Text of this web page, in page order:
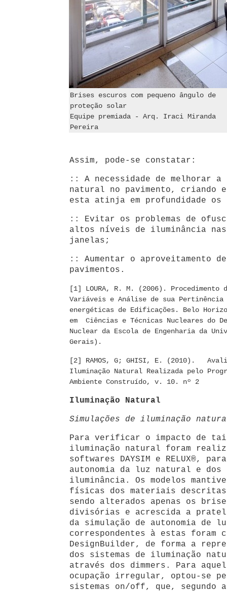
Brises escuros com pequeno ângulo de
proteção solar
Equipe premiada - Arq. Iraci Miranda
Pereira
Assim, pode-se constatar:
:: A necessidade de melhorar
natural no pavimento, criando
esta atinja em profundidade os
:: Evitar os problemas de
altos níveis de iluminância
janelas;
:: Aumentar o aproveitamento
pavimentos.
[1] LOURA, R. M. (2006).
Variáveis e Análise de sua Pertinência
energéticas de Edificações. Belo
em Ciências e Técnicas Nucleares do
Nuclear da Escola de Engenharia da
Gerais).
[2] RAMOS, G; GHISI, E. (2010).
Iluminação Natural Realizada pelo
Ambiente Construído, v. 10. nº 2
Iluminação Natural
Simulações de iluminação
Para verificar o impacto de
iluminação natural foram
softwares DAYSIM e RELUX®,
autonomia da luz natural e dos
iluminância. Os modelos
físicas dos materiais
sendo alterados apenas os
divisórias e acrescida a
da simulação de autonomia de
correspondentes à estas foram
DesignBuilder, de forma a
dos sistemas de iluminação
através dos dimmers. Para
ocupação irregular, optou-se
sistemas on/off, que,